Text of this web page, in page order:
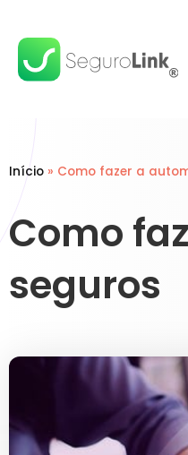
Início » Como fazer a
Como
seguros